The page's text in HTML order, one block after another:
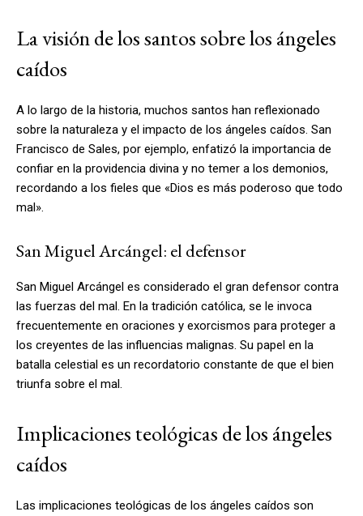
La visión de los santos sobre los ángeles
caídos
A lo largo de la historia, muchos santos han reflexionado
sobre la naturaleza y el impacto de los ángeles caídos. San
Francisco de Sales, por ejemplo, enfatizó la importancia de
confiar en la providencia divina y no temer a los demonios,
recordando a los fieles que «Dios es más poderoso que todo
mal».
San Miguel Arcángel: el defensor
San Miguel Arcángel es considerado el gran defensor contra
las fuerzas del mal. En la tradición católica, se le invoca
frecuentemente en oraciones y exorcismos para proteger a
los creyentes de las influencias malignas. Su papel en la
batalla celestial es un recordatorio constante de que el bien
triunfa sobre el mal.
Implicaciones teológicas de los ángeles
caídos
Las implicaciones teológicas de los ángeles caídos son